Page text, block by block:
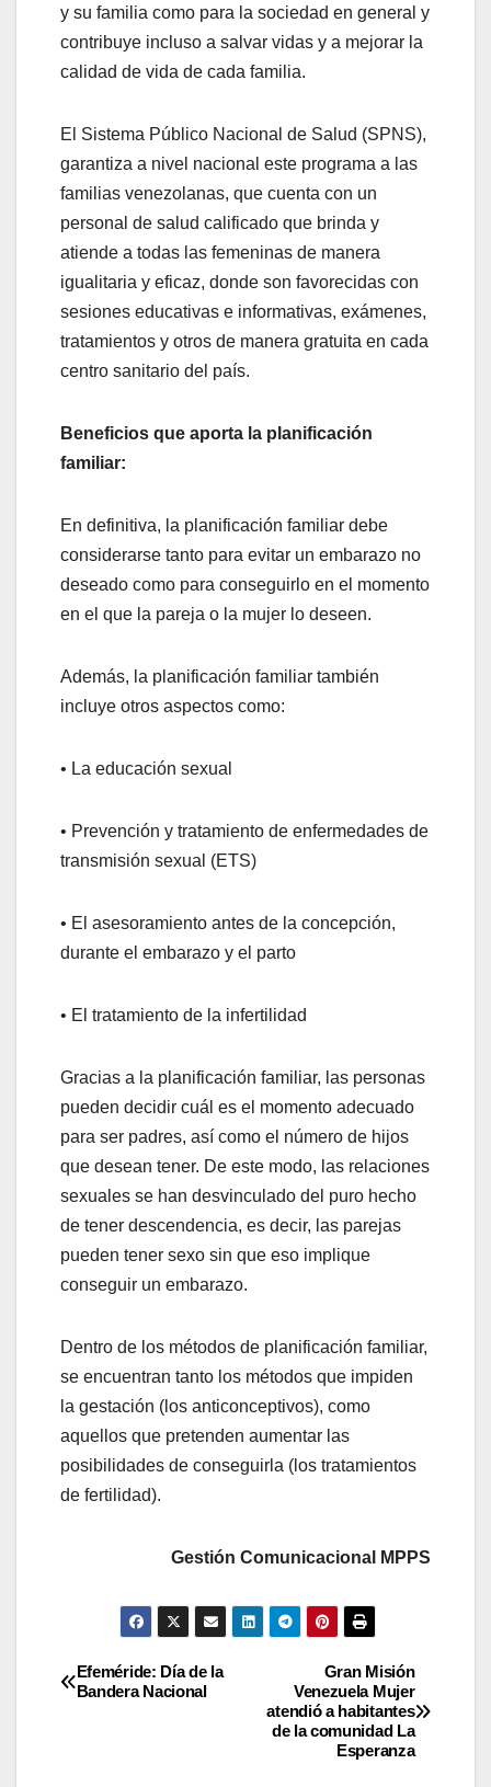
y su familia como para la sociedad en general y
contribuye incluso a salvar vidas y a mejorar la
calidad de vida de cada familia.
El Sistema Público Nacional de Salud (SPNS),
garantiza a nivel nacional este programa a las
familias venezolanas, que cuenta con un
personal de salud calificado que brinda y
atiende a todas las femeninas de manera
igualitaria y eficaz, donde son favorecidas con
sesiones educativas e informativas, exámenes,
tratamientos y otros de manera gratuita en cada
centro sanitario del país.
Beneficios que aporta la planificación
familiar:
En definitiva, la planificación familiar debe
considerarse tanto para evitar un embarazo no
deseado como para conseguirlo en el momento
en el que la pareja o la mujer lo deseen.
Además, la planificación familiar también
incluye otros aspectos como:
• La educación sexual
• Prevención y tratamiento de enfermedades de
transmisión sexual (ETS)
• El asesoramiento antes de la concepción,
durante el embarazo y el parto
• El tratamiento de la infertilidad
Gracias a la planificación familiar, las personas
pueden decidir cuál es el momento adecuado
para ser padres, así como el número de hijos
que desean tener. De este modo, las relaciones
sexuales se han desvinculado del puro hecho
de tener descendencia, es decir, las parejas
pueden tener sexo sin que eso implique
conseguir un embarazo.
Dentro de los métodos de planificación familiar,
se encuentran tanto los métodos que impiden
la gestación (los anticonceptivos), como
aquellos que pretenden aumentar las
posibilidades de conseguirla (los tratamientos
de fertilidad).
Gestión Comunicacional MPPS
Gran Misión
Venezuela Mujer
atendió a habitantes
de la comunidad La
Esperanza
Efeméride: Día de la
Bandera Nacional